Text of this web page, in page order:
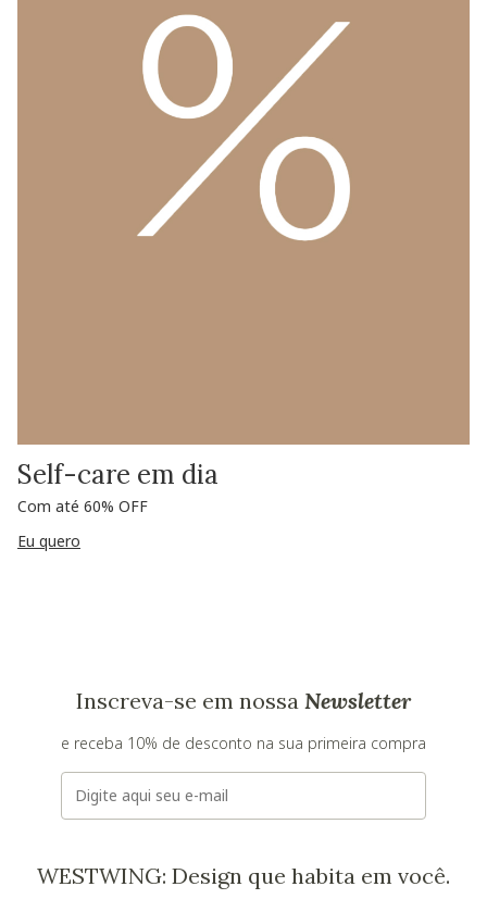
Self-care em dia
Com até 60% OFF
Eu quero
Inscreva-se em nossa Newsletter
e receba 10% de desconto na sua primeira compra
E-mail
WESTWING: Design que habita em você.